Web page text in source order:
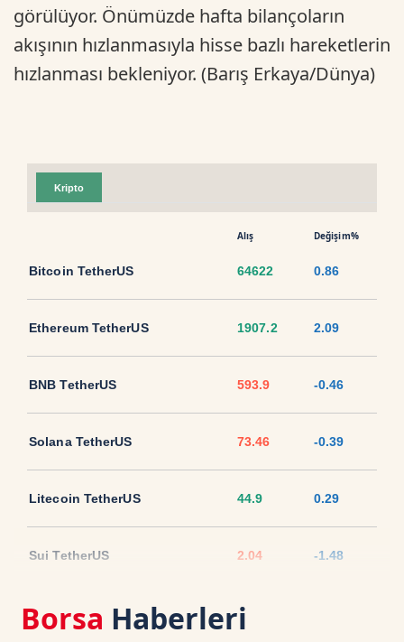
görülüyor. Önümüzde hafta bilançoların
akışının hızlanmasıyla hisse bazlı hareketlerin
hızlanması bekleniyor. (Barış Erkaya/Dünya)
Kripto
Alış Değişim%
Bitcoin TetherUS 64622 0.86
Ethereum TetherUS 1907.2 2.09
BNB TetherUS 593.9 -0.46
Solana TetherUS 73.46 -0.39
Litecoin TetherUS 44.9 0.29
Sui TetherUS 2.04 -1.48
Ripple TetherUS 1.0498
Borsa Haberleri